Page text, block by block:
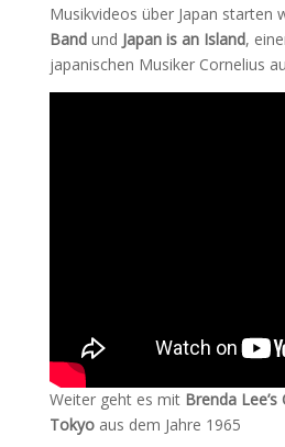
Musikvideos über Japan starten
Band und Japan is an Island,
japanischen Musiker Cornelius
Weiter geht es mitBrenda Lee’s
Tokyoaus dem Jahre 1965